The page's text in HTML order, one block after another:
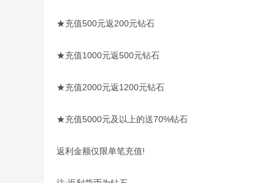
★充值500元返200元钻石
★充值1000元返500元钻石
★充值2000元返1200元钻石
★充值5000元及以上的送70%钻石
返利金额仅限单笔充值!